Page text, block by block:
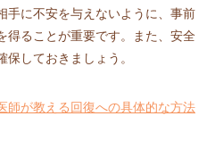
手に不安を与えないように、事前
得ることが重要です。また、安全
しておきましょう。
師が教える回復への具体的な方法